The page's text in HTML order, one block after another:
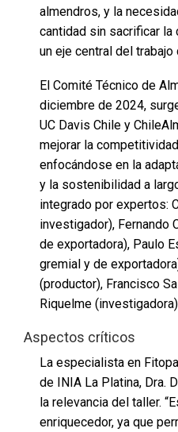
almendros, y la
cantidad sin sacrificar
un eje central del trabajo
El Comité Técnico de
diciembre de 2024,
UC Davis Chile y
mejorar la
enfocándose en la
y la sostenibilidad a
integrado por expertos:
investigador), Fernando
de exportadora), Paulo
gremial y de
(productor), Francisco
Riquelme
Aspectos críticos
La especialista en
de INIA La Platina, Dra.
la relevancia del taller.
enriquecedor, ya que